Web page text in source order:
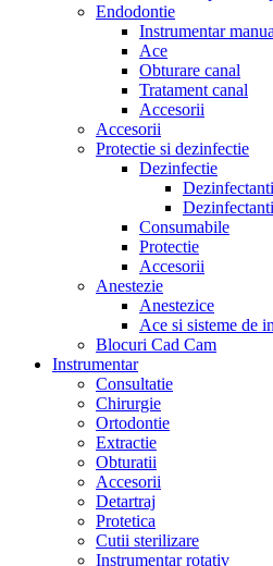
Endodontie
Instrumentar
Ace
Obturare canal
Tratament canal
Accesorii
Accesorii
Protectie si dezinfectie
Dezinfectie
Consumabile
Protectie
Accesorii
Anestezie
Anestezice
Ace si sisteme de
Blocuri Cad Cam
Instrumentar
Consultatie
Chirurgie
Ortodontie
Extractie
Obturatii
Accesorii
Detartraj
Protetica
Cutii sterilizare
Instrumentar rotativ